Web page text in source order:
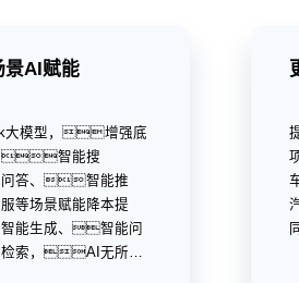
景AI赋能
大模型，增强底
智能搜
答、智能推
等场景赋能降本提
能生成、智能问
索，AI无所不